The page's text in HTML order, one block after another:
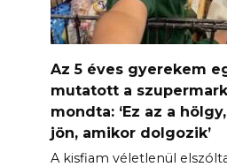
Az 5 éves gyerekem
mutatott a
mondta: ‘Ez az a
jön, amikor dolgozik’
A kisfiam véletlenül